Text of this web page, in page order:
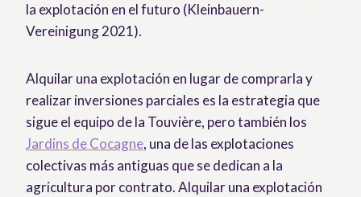
la explotación en el futuro (Kleinbauern-
Vereinigung 2021).
Alquilar una explotación en lugar de comprarla y
realizar inversiones parciales es la estrategia que
sigue el equipo de la Touvière, pero también los
Jardins de Cocagne, una de las explotaciones
colectivas más antiguas que se dedican a la
agricultura por contrato. Alquilar una explotación